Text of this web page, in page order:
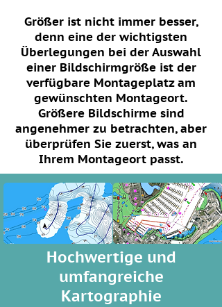
Größer ist nicht immer besser,
denn eine der wichtigsten
Überlegungen bei der Auswahl
einer Bildschirmgröße ist der
verfügbare Montageplatz am
gewünschten Montageort.
Größere Bildschirme sind
angenehmer zu betrachten, aber
überprüfen Sie zuerst, was an
Ihrem Montageort passt.
Hochwertige und
umfangreiche
Kartographie